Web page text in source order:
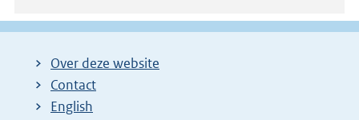
Over deze website
Contact
English